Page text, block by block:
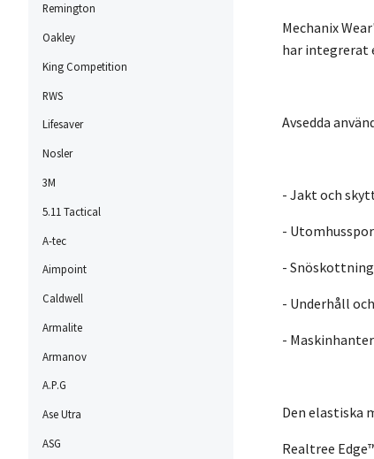
Remington
Oakley
King Competition
RWS
Lifesaver
Nosler
3M
5.11 Tactical
A-tec
Aimpoint
Caldwell
Armalite
Armanov
A.P.G
Ase Utra
ASG
Mechanix
har integrerat
Avsedda
- Jakt och
-
- Snöskottning
- Underhåll
-
Den elastiska
Realtree